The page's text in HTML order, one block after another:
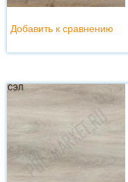
Добавить к сравнению